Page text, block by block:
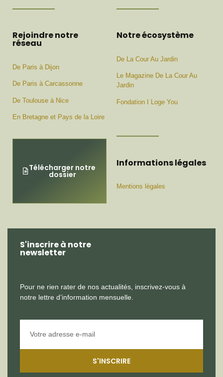
Rejoindre notre
réseau
De Paris à Dijon
De Paris à Carcassonne
De Toulouse à Nice
En Bretagne et Pays de la Loire
Télécharger notre
dossier
Notre écosystème
De La Cour Au Jardin
Le Magazine De La Cour Au
Jardin
Fondation I Loge You
Informations légales
Mentions légales
S'inscrire à notre
newsletter
Pour ne rien rater de nos actualités, inscrivez-vous à
notre lettre d’information mensuelle.
S'INSCRIRE